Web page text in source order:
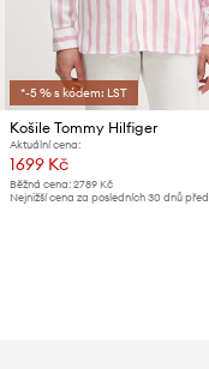
*-5 % s kódem: LST
Košile Tommy Hilfiger
Aktuální cena:
1699 Kč
Běžná cena: 2789 Kč
Nejnižší cena za posledních 30 dnů